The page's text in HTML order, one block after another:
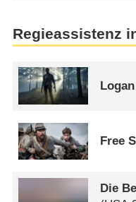
Regieassistenz
Free
Die